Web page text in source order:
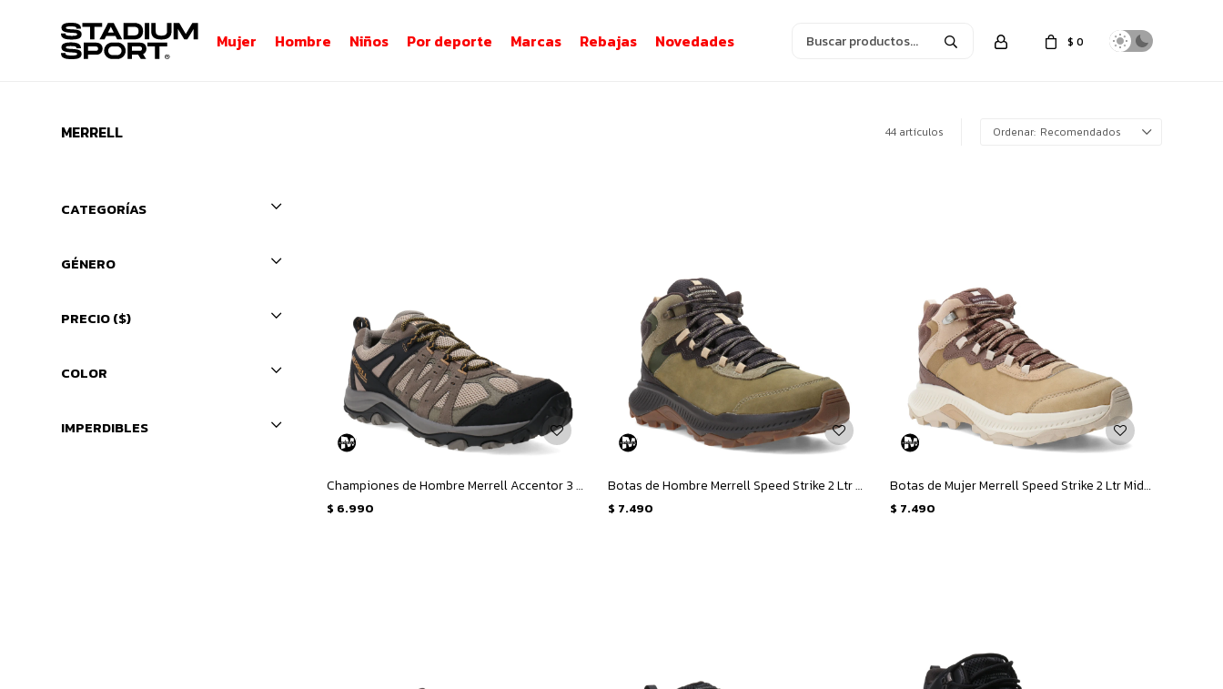
Mujer Hombre Niños Por deporte Marcas Rebajas Novedades $ 0
MERRELL 44 artículos Recomendados
Championes de Hombre Merrell Accentor 3 WP - Marrón
$ 6.990
Botas de Hombre Merrell Speed Strike 2 Ltr Mid Wp - Verde
$ 7.490
Botas de Mujer Merrell Speed Strike 2 Ltr Mid Wp - Marrón Claro
$ 7.490
CATEGORÍAS
GÉNERO
PRECIO($)
COLOR
IMPERDIBLES